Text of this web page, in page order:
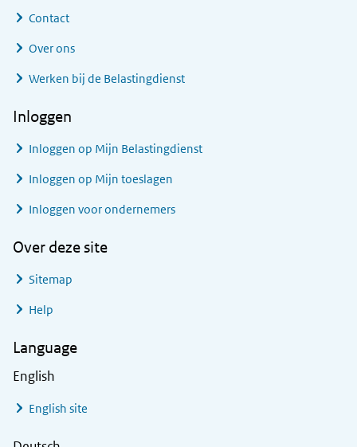
Contact
Over ons
Werken bij de Belastingdienst
Inloggen
Inloggen op Mijn Belastingdienst
Inloggen op Mijn toeslagen
Inloggen voor ondernemers
Over deze site
Sitemap
Help
Language
English
English site